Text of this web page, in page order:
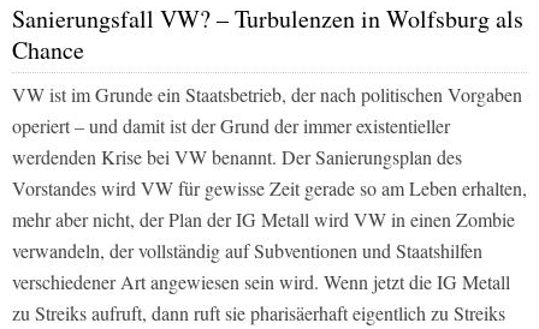
Sanierungsfall VW? – Turbulenzen in Wolfsburg als
Chance
VW ist im Grunde ein Staatsbetrieb, der nach politischen Vorgaben
operiert – und damit ist der Grund der immer existentieller
werdenden Krise bei VW benannt. Der Sanierungsplan des
Vorstandes wird VW für gewisse Zeit gerade so am Leben erhalten,
mehr aber nicht, der Plan der IG Metall wird VW in einen Zombie
verwandeln, der vollständig auf Subventionen und Staatshilfen
verschiedener Art angewiesen sein wird. Wenn jetzt die IG Metall
zu Streiks aufruft, dann ruft sie pharisäerhaft eigentlich zu Streiks